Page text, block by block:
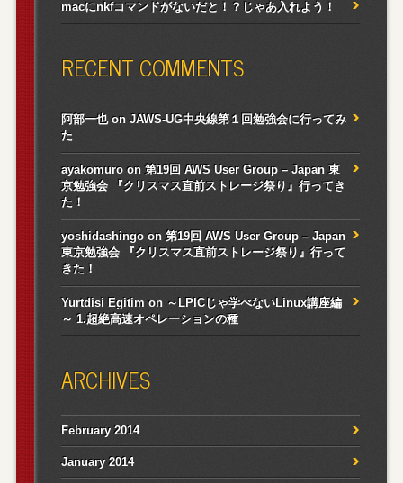
macにnkfコマンドがないだと！？じゃあ入れよう！
RECENT COMMENTS
阿部一也onJAWS-UG中央線第１回勉強会に行ってみ
た
ayakomuroon第19回 AWS User Group – Japan 東
京勉強会 『クリスマス直前ストレージ祭り』行ってき
た！
yoshidashingoon第19回 AWS User Group – Japan
東京勉強会 『クリスマス直前ストレージ祭り』行って
きた！
Yurtdisi Egitim on ～LPICじゃ学べないLinux講座編
～ 1.超絶高速オペレーションの種
ARCHIVES
February 2014
January 2014